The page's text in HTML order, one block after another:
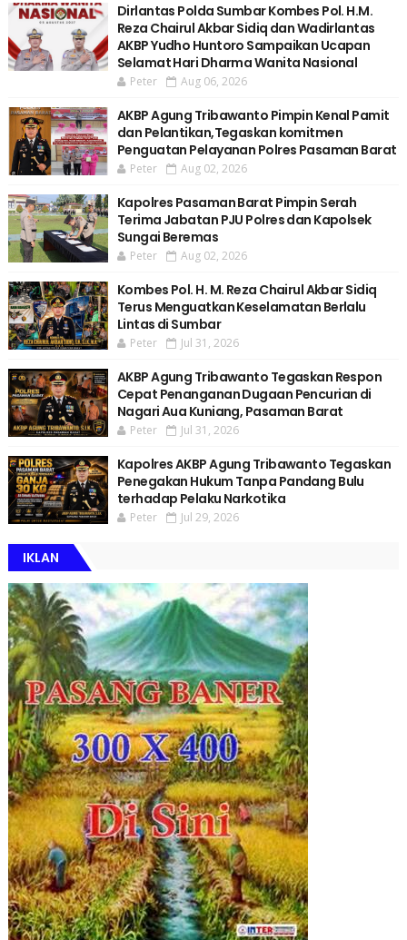
Dirlantas Polda Sumbar Kombes Pol. H.M.
Reza Chairul Akbar Sidiq dan Wadirlantas
AKBP Yudho Huntoro Sampaikan Ucapan
Selamat Hari Dharma Wanita Nasional
Peter Aug 06, 2026
AKBP Agung Tribawanto Pimpin Kenal Pamit
dan Pelantikan,Tegaskan komitmen
Penguatan Pelayanan Polres Pasaman Barat
Peter Aug 02, 2026
Kapolres Pasaman Barat Pimpin Serah
Terima Jabatan PJU Polres dan Kapolsek
Sungai Beremas
Peter Aug 02, 2026
Kombes Pol. H. M. Reza Chairul Akbar Sidiq
Terus Menguatkan Keselamatan Berlalu
Lintas di Sumbar
Peter Jul 31, 2026
AKBP Agung Tribawanto Tegaskan Respon
Cepat Penanganan Dugaan Pencurian di
Nagari Aua Kuniang, Pasaman Barat
Peter Jul 31, 2026
Kapolres AKBP Agung Tribawanto Tegaskan
Penegakan Hukum Tanpa Pandang Bulu
terhadap Pelaku Narkotika
Peter Jul 29, 2026
IKLAN